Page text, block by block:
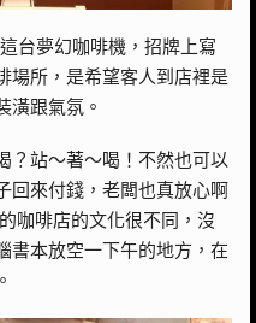
台夢幻咖啡機，招牌上寫
場所，是希望客人到店裡是
潢跟氣氛。
？站～著～喝！不然也可以
回來付錢，老闆也真放心啊
咖啡店的文化很不同，沒
書本放空一下午的地方，在